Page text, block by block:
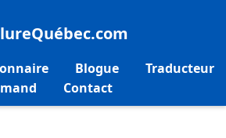
Blogue
Traducteur
Contact